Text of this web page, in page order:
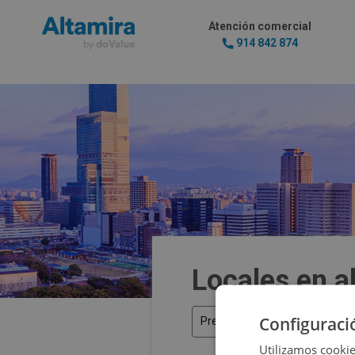
Atención comercial
914 842 874
Locales en
Precio
Utilizamos